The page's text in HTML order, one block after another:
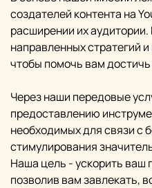
создателей контента на
расширении их
направленных стратегий
чтобы помочь вам
Через наши передовые
предоставлению
необходимых для связи с
стимулирования
Наша цель - ускорить ваш
позволив вам завлекать,